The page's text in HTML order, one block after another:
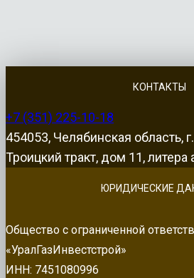
КОНТАКТЫ
+7 (351) 225-10-18
454053, Челябинская область,
Троицкий тракт, дом 11,
ЮРИДИЧЕСКИЕ
Общество с ограниченной
«УралГазИнвестстрой»
ИНН: 7451080996